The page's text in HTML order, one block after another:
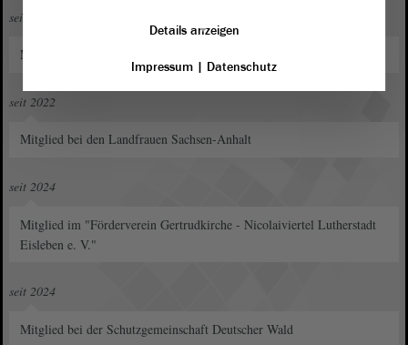
seit 2021
Mitglied im Verein "Unser Wald e.V."
seit 2022
Mitglied bei den Landfrauen Sachsen-Anhalt
seit 2024
Mitglied im "Förderverein Gertrudkirche - Nicolaiviertel Lutherstadt
Eisleben e. V."
seit 2024
Mitglied bei der Schutzgemeinschaft Deutscher Wald
Details anzeigen
Impressum| Datenschutz